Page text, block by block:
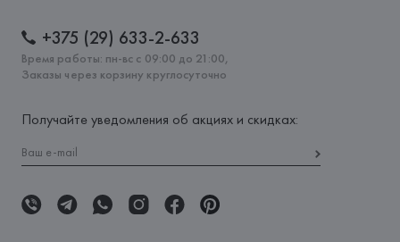
+375 (29) 633-2-633
Время работы: пн-вс с 09:00 до 21:00,
Заказы через корзину круглосуточно
Получайте уведомления об акциях и скидках: